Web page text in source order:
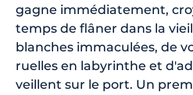
gagne immédiatement,
temps de flâner dans la
blanches immaculées, de
ruelles en labyrinthe et
veillent sur le port. Un